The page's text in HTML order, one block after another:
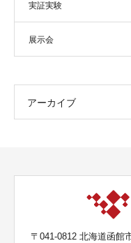
実証実験
展示会
アーカイブ
〒041-0812 北海道函館